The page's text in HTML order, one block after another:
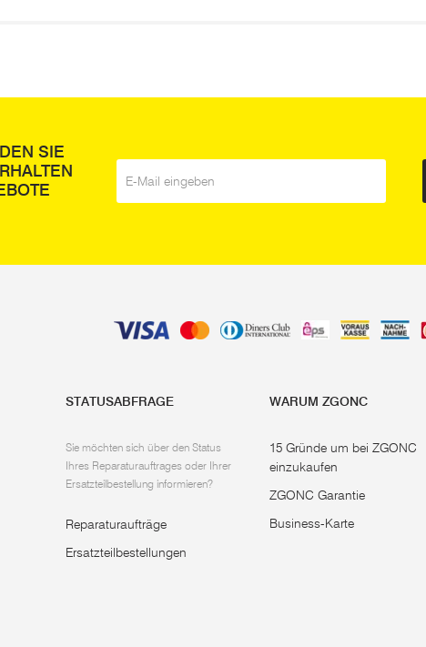
SIE
STATUSABFRAGE
Sie möchten sich über den Status
Ihres Reparaturauftrages oder Ihrer
Ersatzteilbestellung informieren?
Reparaturaufträge
Ersatzteilbestellungen
WARUM ZGONC
15 Gründe um bei ZGONC
einzukaufen
ZGONC Garantie
Business-Karte